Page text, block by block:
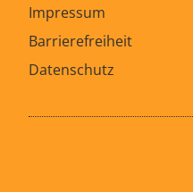
Impressum
Barrierefreiheit
Datenschutz